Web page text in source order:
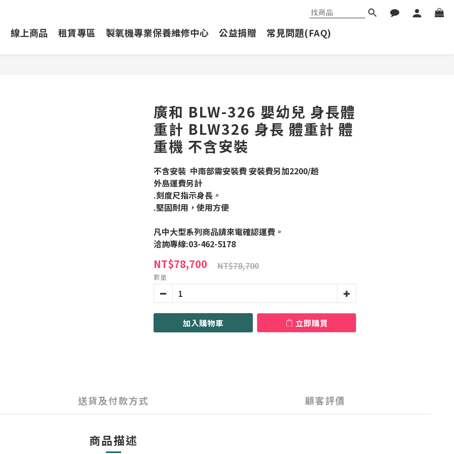
線上商品 租賃專區 製氧機專業保養維修中心 公益捐贈 常見問題(FAQ)
廣和 BLW-326 嬰幼兒 身長體
重計 BLW326 身長 體重計 體
重機 不含安裝
不含安裝  中南部需安裝費 安裝費另加2200/趟
外島運費另計
.刻度尺指示身長。
.堅固耐用，使用方便
凡中大型系列商品請來電確認運費。
洽詢專線:03-462-5178
NT$78,700 NT$78,700
數量
加入購物車 立即購買
送貨及付款方式 顧客評價
商品描述